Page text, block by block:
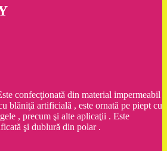
confecţionată din material impermeabil
blăniţă artificială , este ornată pe piept cu
, precum şi alte aplicaţii . Este
şi dublură din polar .